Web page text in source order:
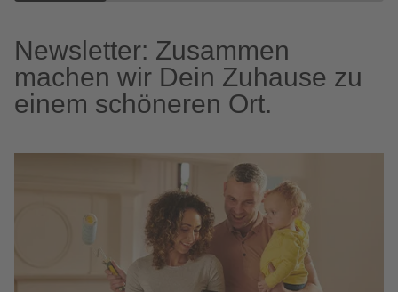
Newsletter: Zusammen
machen wir Dein Zuhause zu
einem schöneren Ort.